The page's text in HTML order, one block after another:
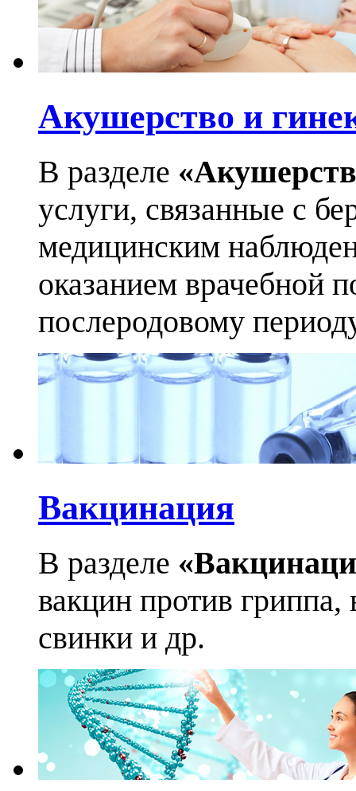
Акушерство и
В разделе
услуги, связанные с
медицинским
оказанием врачебной
послеродовому
Вакцинация
В разделе
вакцин против гриппа,
свинки и др.